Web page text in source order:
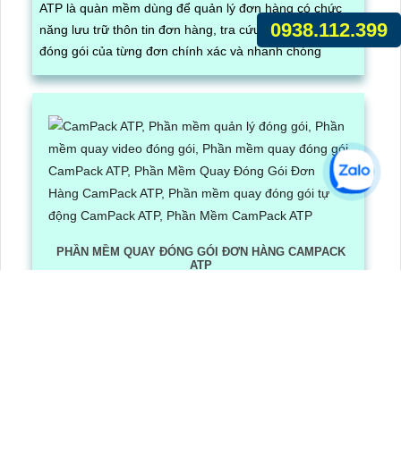
ATP là quàn mềm dùng để quản lý đơn hàng có chức
năng lưu trữ thôn tin đơn hàng, tra cứu và tải video
đóng gói của từng đơn chính xác và nhanh chóng
PHẦN MỀM QUAY ĐÓNG GÓI ĐƠN HÀNG CAMPACK
ATP
0938.112.399